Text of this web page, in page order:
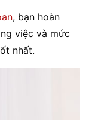
, bạn hoàn
việc và mức
nhất.